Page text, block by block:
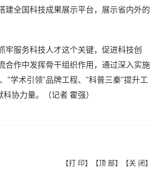
建全国科技成果展示平台，展示省内外的
牢服务科技人才这个关键，促进科技创
合作中发挥骨干组织作用，通过深入实施
"学术引领"品牌工程、"科普三秦"提升工
协力量。（记者 霍强）
【打 印】【顶 部】【关 闭】